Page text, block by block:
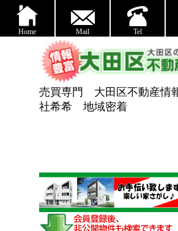
Home Mail Tel
売買専門 大田区不動産情
社希希 地域密着